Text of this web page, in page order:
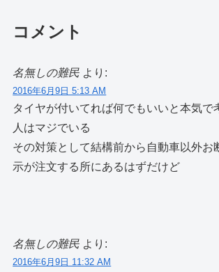
コメント
名無しの難民 より:
2016年6月9日 5:13 AM
タイヤが付いてれば何でもいいと本気で
人はマジでいる
その対策として結構前から自動車以外お
示が注文する所にあるはずだけど
名無しの難民 より:
2016年6月9日 11:32 AM